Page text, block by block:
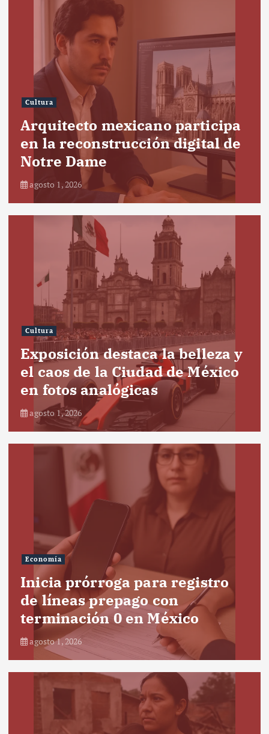
Cultura
Arquitecto mexicano participa
en la reconstrucción digital de
Notre Dame
agosto 1, 2026
Cultura
Exposición destaca la belleza y
el caos de la Ciudad de México
en fotos analógicas
agosto 1, 2026
Economía
Inicia prórroga para registro
de líneas prepago con
terminación 0 en México
agosto 1, 2026